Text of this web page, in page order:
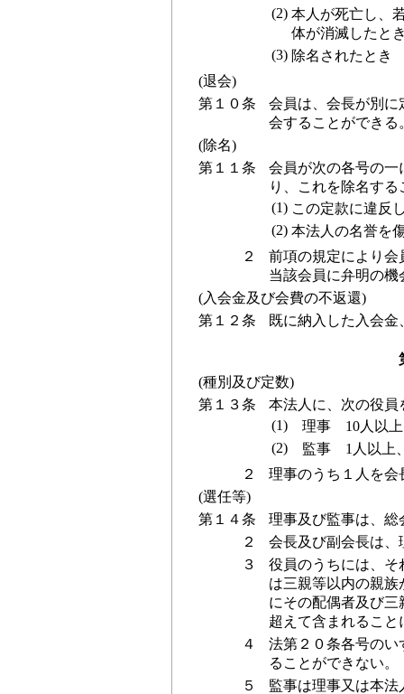
(2) 本人が死亡し、
体が消滅したと
(3) 除名されたとき
(退会)
第１０条
会員は、会長が別に
会することができる
(除名)
第１１条
会員が次の各号の一
り、これを除名す
(1) この定款に違反
(2) 本法人の名誉を
２
前項の規定により会
当該会員に弁明の
(入会金及び会費の不返還)
第１２条
既に納入した入会
(種別及び定数)
第１３条
本法人に、次の役員
(1)
理事 10人以上
(2)
監事 1人以上
２
理事のうち１人を会
(選任等)
第１４条
理事及び監事は、総
２
会長及び副会長は、
３
役員のうちには、そ
は三親等以内の親
にその配偶者及び
超えて含まれるこ
４
法第２０条各号のい
ることができない。
５
監事は理事又は本